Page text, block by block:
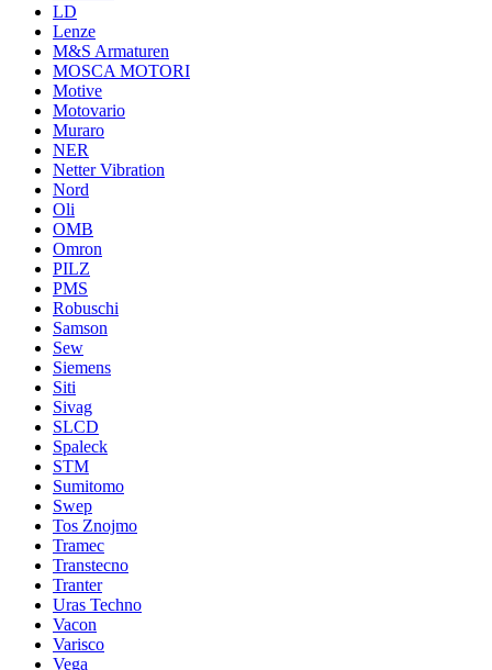
LD
Lenze
M&S Armaturen
MOSCA MOTORI
Motive
Motovario
Muraro
NER
Netter Vibration
Nord
Oli
OMB
Omron
PILZ
PMS
Robuschi
Samson
Sew
Siemens
Siti
Sivag
SLCD
Spaleck
STM
Sumitomo
Swep
Tos Znojmo
Tramec
Transtecno
Tranter
Uras Techno
Vacon
Varisco
Vega